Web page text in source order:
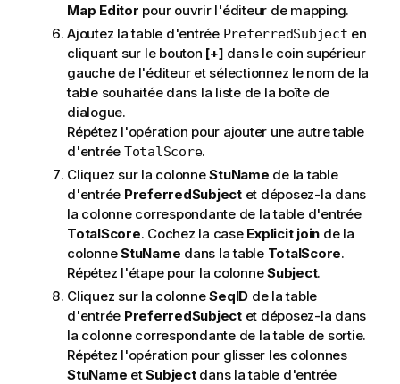
Map Editor pour ouvrir l'éditeur de mapping.
Ajoutez la table d'entrée PreferredSubject en
cliquant sur le bouton [+] dans le coin supérieur
gauche de l'éditeur et sélectionnez le nom de la
table souhaitée dans la liste de la boîte de
dialogue.
Répétez l'opération pour ajouter une autre table
d'entrée TotalScore.
Cliquez sur la colonneStuName de la table
d'entrée PreferredSubjectet déposez-la dans
la colonne correspondante de la table d'entrée
TotalScore. Cochez la case Explicit join de la
colonneStuName dans la table TotalScore.
Répétez l'étape pour la colonneSubject.
Cliquez sur la colonneSeqID de la table
d'entrée PreferredSubjectet déposez-la dans
la colonne correspondante de la table de sortie.
Répétez l'opération pour glisser les colonnes
StuName etSubjectdans la table d'entrée